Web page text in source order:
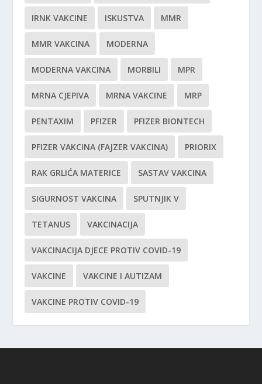
IRNK VAKCINE ISKUSTVA MMR
MMR VAKCINA MODERNA
MODERNA VAKCINA MORBILI MPR
MRNA CJEPIVA MRNA VAKCINE MRP
PENTAXIM PFIZER PFIZER BIONTECH
PFIZER VAKCINA (FAJZER VAKCINA) PRIORIX
RAK GRLIĆA MATERICE SASTAV VAKCINA
SIGURNOST VAKCINA SPUTNJIK V
TETANUS VAKCINACIJA
VAKCINACIJA DJECE PROTIV COVID-19
VAKCINE VAKCINE I AUTIZAM
VAKCINE PROTIV COVID-19